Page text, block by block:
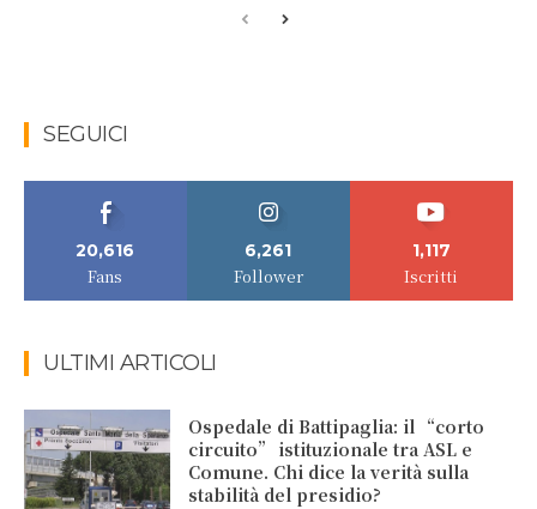
SEGUICI
20,616
Fans
6,261
Follower
1,117
Iscritti
ULTIMI ARTICOLI
Ospedale di Battipaglia: il “corto
circuito” istituzionale tra ASL e
Comune. Chi dice la verità sulla
stabilità del presidio?